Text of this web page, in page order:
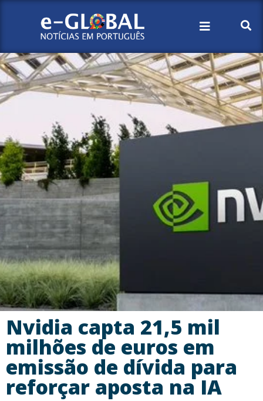
Nvidia capta 21,5 mil
milhões de euros em
emissão de dívida para
reforçar aposta na IA